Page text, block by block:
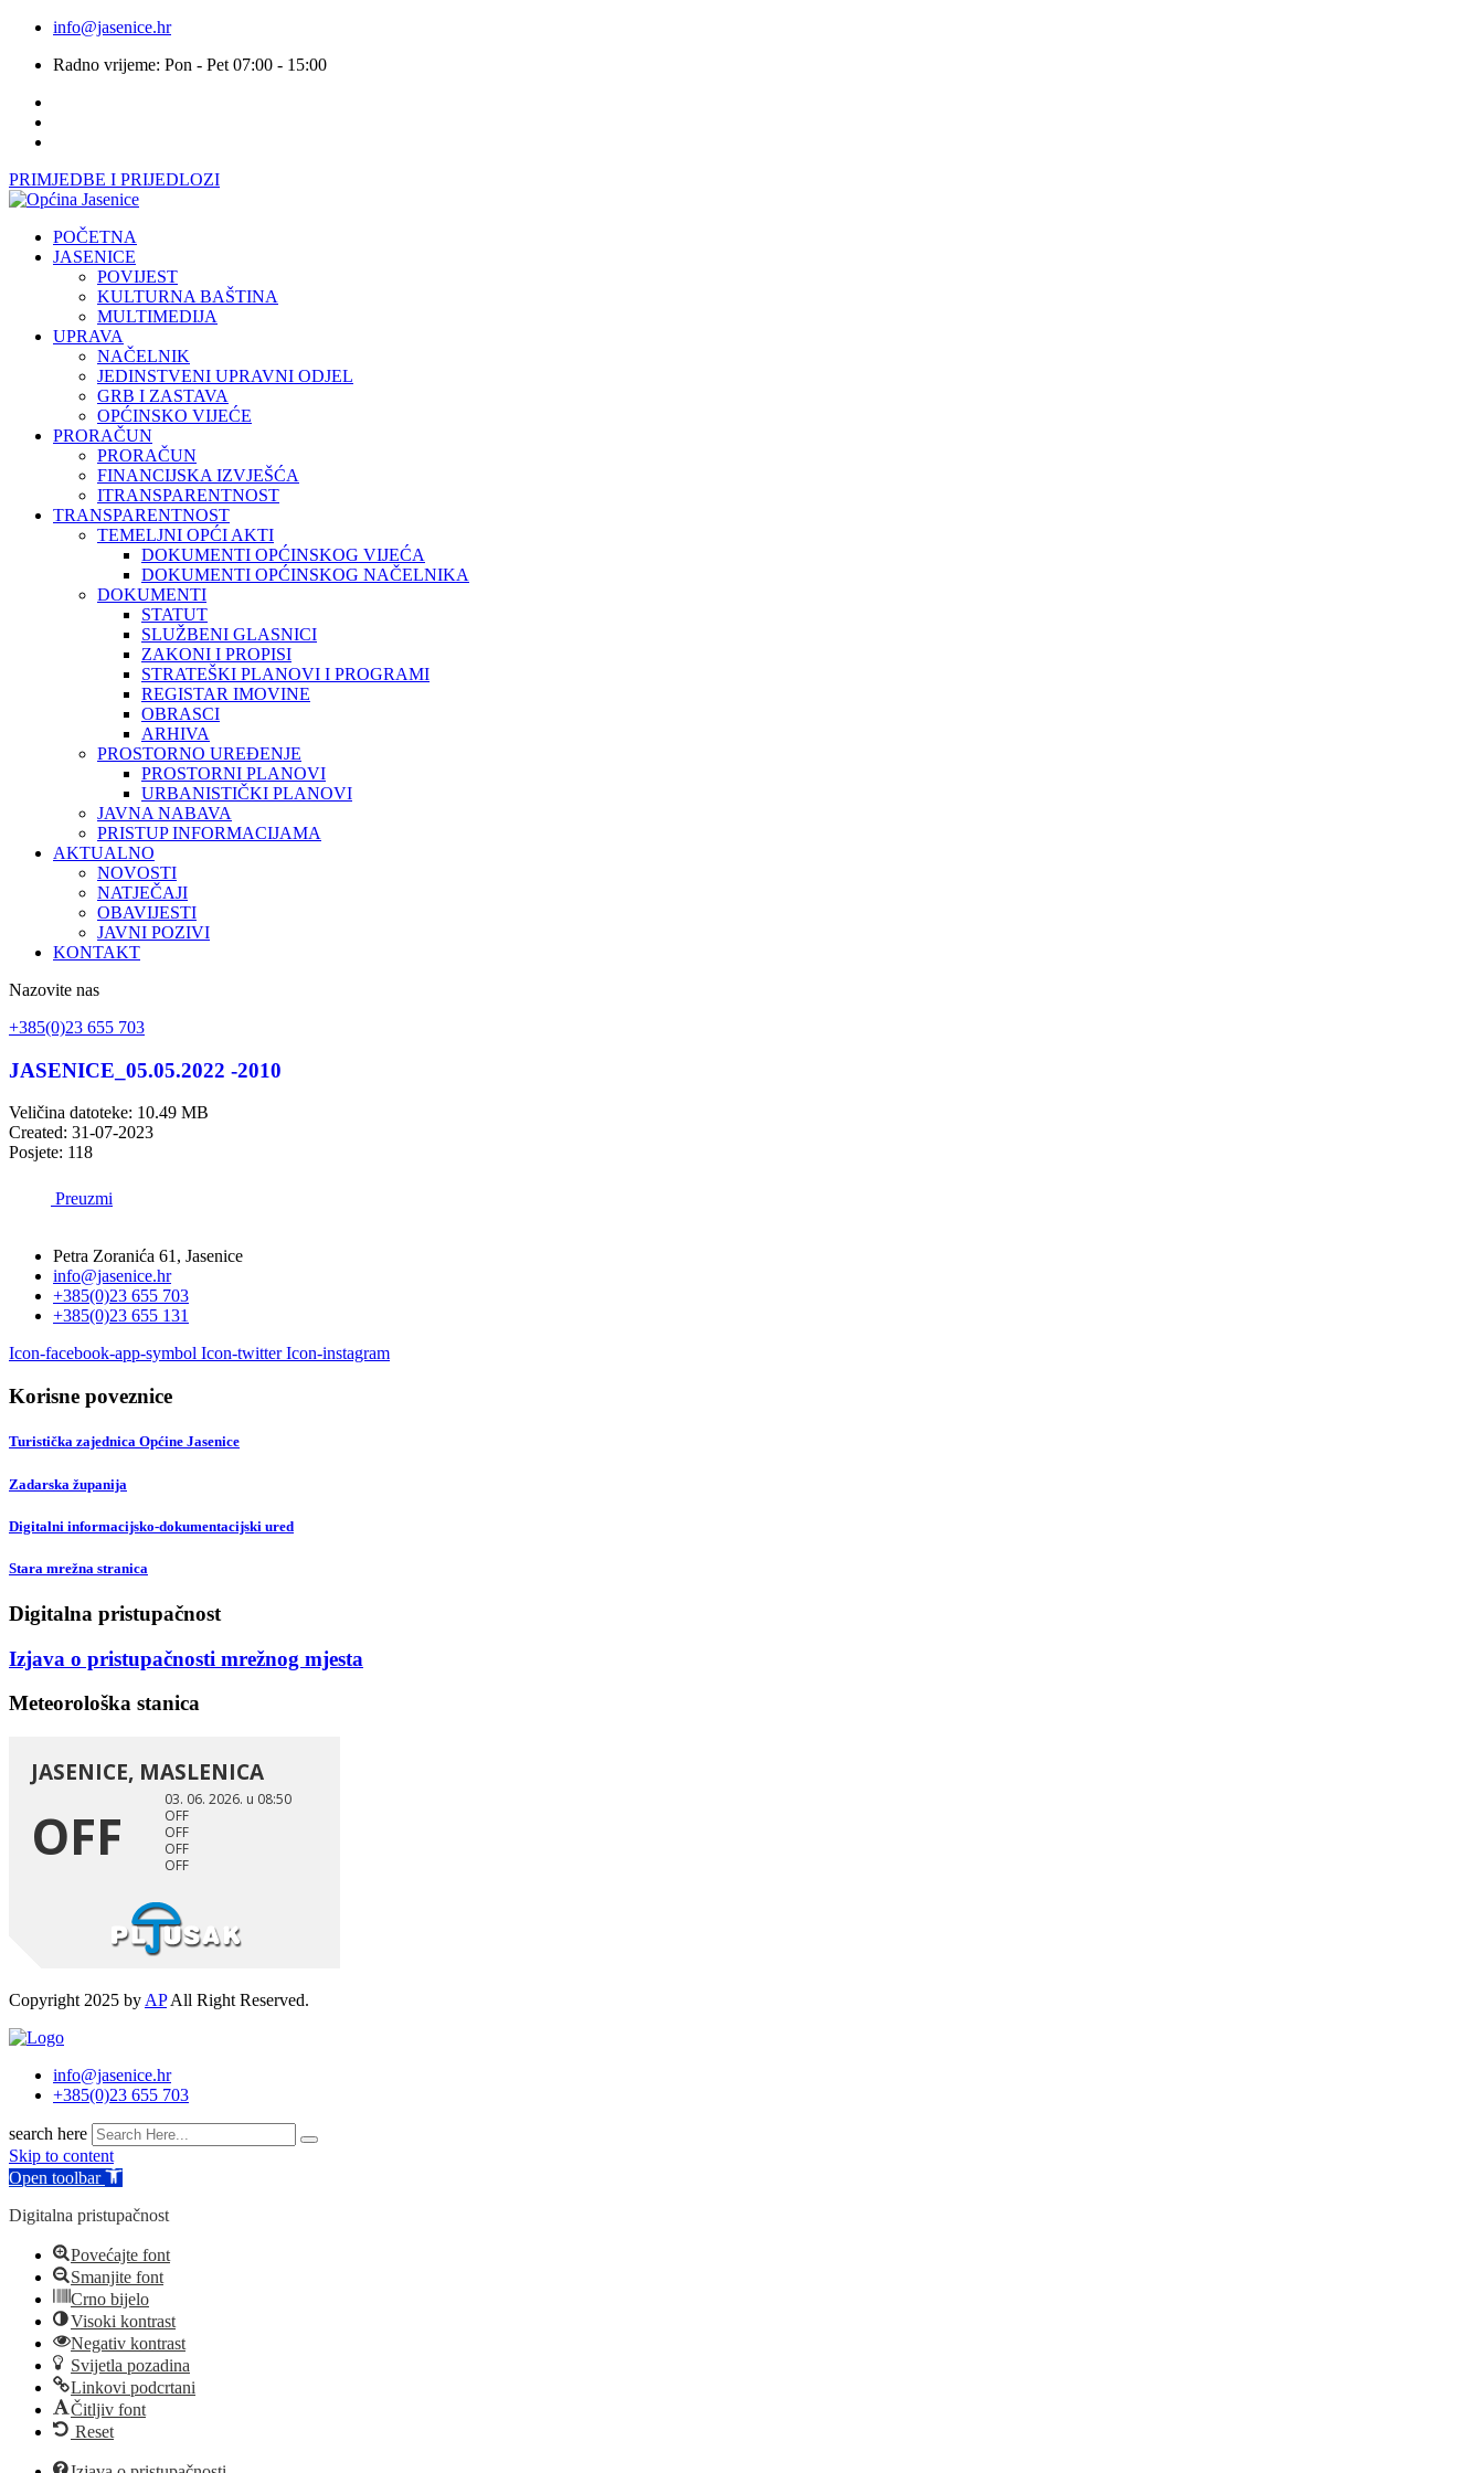
info@jasenice.hr
Radno vrijeme: Pon - Pet 07:00 - 15:00
PRIMJEDBE I PRIJEDLOZI
POČETNA
JASENICE
POVIJEST
KULTURNA BAŠTINA
MULTIMEDIJA
UPRAVA
NAČELNIK
JEDINSTVENI UPRAVNI ODJEL
GRB I ZASTAVA
OPĆINSKO VIJEĆE
PRORAČUN
PRORAČUN
FINANCIJSKA IZVJEŠĆA
ITRANSPARENTNOST
TRANSPARENTNOST
TEMELJNI OPĆI AKTI
DOKUMENTI OPĆINSKOG VIJEĆA
DOKUMENTI OPĆINSKOG NAČELNIKA
DOKUMENTI
STATUT
SLUŽBENI GLASNICI
ZAKONI I PROPISI
STRATEŠKI PLANOVI I PROGRAMI
REGISTAR IMOVINE
OBRASCI
ARHIVA
PROSTORNO UREĐENJE
PROSTORNI PLANOVI
URBANISTIČKI PLANOVI
JAVNA NABAVA
PRISTUP INFORMACIJAMA
AKTUALNO
NOVOSTI
NATJEČAJI
OBAVIJESTI
JAVNI POZIVI
KONTAKT
Nazovite nas
+385(0)23 655 703
JASENICE_05.05.2022 -2010
Veličina datoteke: 10.49 MB
Created: 31-07-2023
Posjete: 118
Preuzmi
Petra Zoranića 61, Jasenice
info@jasenice.hr
+385(0)23 655 703
+385(0)23 655 131
Icon-facebook-app-symbol Icon-twitter Icon-instagram
Korisne poveznice
Turistička zajednica Općine Jasenice
Zadarska županija
Digitalni informacijsko-dokumentacijski ured
Stara mrežna stranica
Digitalna pristupačnost
Izjava o pristupačnosti mrežnog mjesta
Meteorološka stanica
Copyright 2025 by APAll Right Reserved.
info@jasenice.hr
+385(0)23 655 703
search here
Skip to content
Open toolbar
Digitalna pristupačnost
Povećajte font
Smanjite font
Crno bijelo
Visoki kontrast
Negativ kontrast
Svijetla pozadina
Linkovi podcrtani
Čitljiv font
Reset